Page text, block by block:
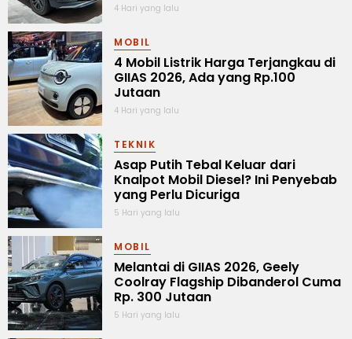
4 Hari yang lalu
MOBIL
4 Mobil Listrik Harga Terjangkau di
GIIAS 2026, Ada yang Rp.100
Jutaan
4 Hari yang lalu
TEKNIK
Asap Putih Tebal Keluar dari
Knalpot Mobil Diesel? Ini Penyebab
yang Perlu Dicuriga
5 Hari yang lalu
MOBIL
Melantai di GIIAS 2026, Geely
Coolray Flagship Dibanderol Cuma
Rp. 300 Jutaan
5 Hari yang lalu